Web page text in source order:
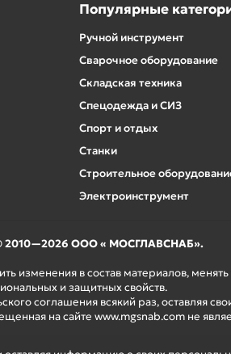
Популярные
Ручной инструмент
Сварочное оборудование
Складская техника
Спецодежда и СИЗ
Спорт и отдых
Станки
Строительное
Электроинструмент
© 2010—2026 ООО « МОСГЛАВСНАБ».
изменения в состав материалов,
и защитных свойств.
соглашения всякий раз, оставляя
на сайте www.mgsnab.com не